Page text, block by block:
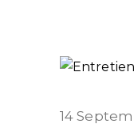
14